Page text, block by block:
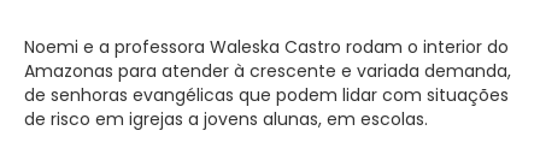
Noemi e a professora Waleska Castro rodam o interior do
Amazonas para atender à crescente e variada demanda,
de senhoras evangélicas que podem lidar com situações
de risco em igrejas a jovens alunas, em escolas.